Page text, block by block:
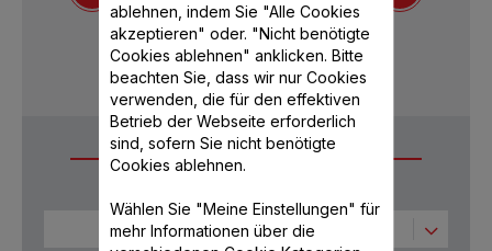
Sicherheitshinweise
Häufige Fragen
Technische Unterstützung
ablehnen, indem Sie "Alle Cookies
akzeptieren" oder. "Nicht benötigte
Cookies ablehnen" anklicken. Bitte
beachten Sie, dass wir nur Cookies
verwenden, die für den effektiven
Betrieb der Webseite erforderlich
sind, sofern Sie nicht benötigte
Cookies ablehnen.
Wählen Sie "Meine Einstellungen" für
mehr Informationen über die